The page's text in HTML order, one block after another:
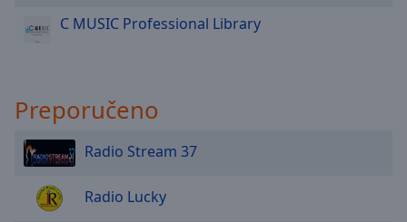
Font
Edge
Style
Family
C MUSIC Professional Library
Preporučeno
Radio Stream 37
Radio Lucky